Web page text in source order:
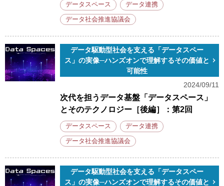
データスペース データ連携
データ社会推進協議会
データ駆動型社会を支える「データスペー
ス」の実像─ハンズオンで理解するその価値と
可能性
2024/09/11
次代を担うデータ基盤「データスペース」
とそのテクノロジー［後編］：第2回
データスペース データ連携
データ社会推進協議会
データ駆動型社会を支える「データスペー
ス」の実像─ハンズオンで理解するその価値と